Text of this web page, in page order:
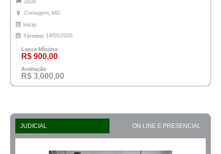
2608
Contagem, MG
Início:
Término: 14/05/2026
Lance Mínimo
R$ 900,00
Avaliação
R$ 3.000,00
JUDICIAL ON LINE E PRESENCIAL